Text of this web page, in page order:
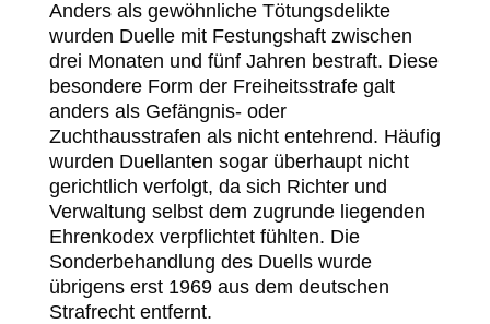
Anders als gewöhnliche Tötungsdelikte
wurden Duelle mit Festungshaft zwischen
drei Monaten und fünf Jahren bestraft. Diese
besondere Form der Freiheitsstrafe galt
anders als Gefängnis- oder
Zuchthausstrafen als nicht entehrend. Häufig
wurden Duellanten sogar überhaupt nicht
gerichtlich verfolgt, da sich Richter und
Verwaltung selbst dem zugrunde liegenden
Ehrenkodex verpflichtet fühlten. Die
Sonderbehandlung des Duells wurde
übrigens erst 1969 aus dem deutschen
Strafrecht entfernt.